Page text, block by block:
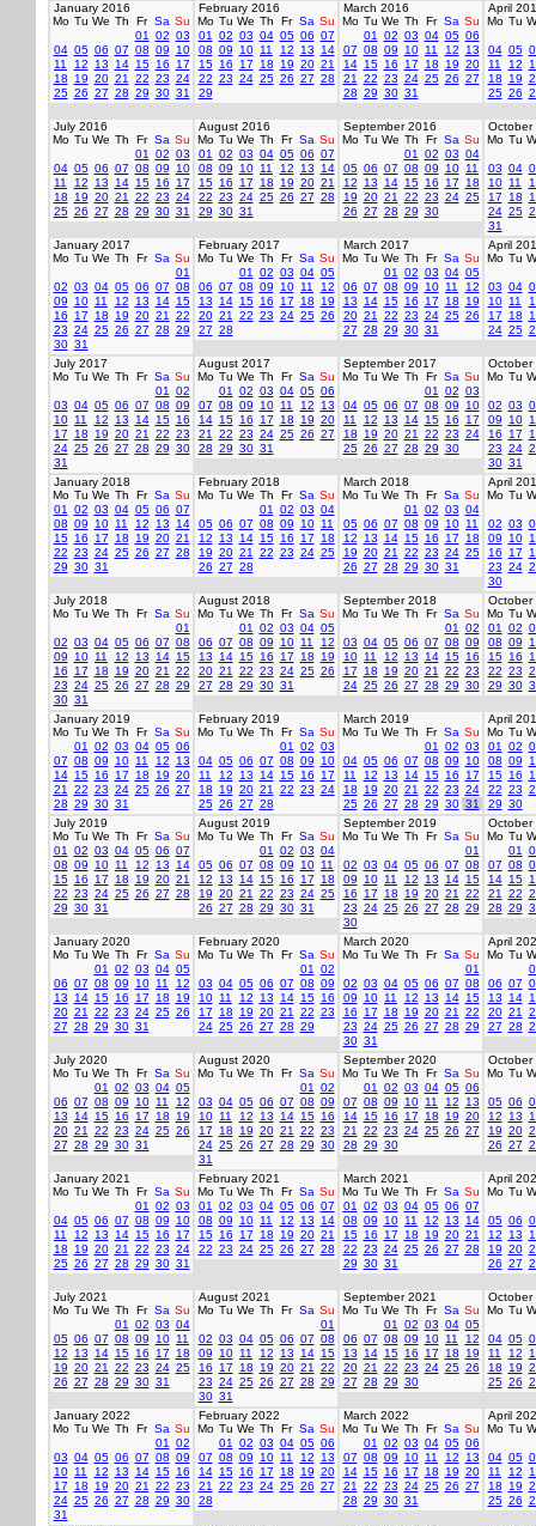
January 2016
Mo Tu We Th Fr Sa Su
01
02 03
04 05 06 07 08 09
10
11
12 13 14 15 16
17
18
19 20 21 22 23 24
25 26 27 28 29 30 31
February 2016
Mo Tu We Th Fr Sa Su
01
02 03 04 05 06 07
08 09 10 11 12 13
14
15 16 17 18 19 20 21
22 23 24 25 26 27 28
29
March 2016
Mo Tu We Th Fr Sa Su
01
02 03 04 05 06
07 08 09 10 11 12
13
14 15 16 17 18 19 20
21
22 23 24 25 26 27
28 29 30 31
April
Mo Tu
04 05
11
12
18
19
25 26
July 2016
Mo Tu We Th Fr Sa Su
01
02 03
04 05 06 07 08 09
10
11
12 13 14 15 16
17
18
19 20 21 22 23 24
25 26 27 28 29 30 31
August 2016
Mo Tu We Th Fr Sa Su
01
02 03 04 05 06 07
08 09 10 11 12 13
14
15 16 17 18 19 20 21
22 23 24 25 26 27 28
29 30 31
September 2016
Mo Tu We Th Fr Sa Su
01
02 03 04
05 06 07 08 09 10 11
12
13 14 15 16 17
18
19 20 21 22 23 24 25
26 27 28 29 30
October
Mo Tu
03 04
10 11
17
18
24 25
31
January 2017
Mo Tu We Th Fr Sa Su
01
02 03 04 05 06 07 08
09
10 11 12 13 14 15
16
17 18 19 20 21
22
23 24 25 26 27 28 29
30 31
February 2017
Mo Tu We Th Fr Sa Su
01
02 03 04 05
06 07 08 09 10 11
12
13
14 15 16 17 18
19
20 21 22 23 24 25 26
27 28
March 2017
Mo Tu We Th Fr Sa Su
01
02 03 04 05
06 07 08 09 10 11
12
13
14 15 16 17 18
19
20 21 22 23 24 25 26
27 28 29 30 31
April
Mo Tu
03 04
10 11
17
18
24 25
July 2017
Mo Tu We Th Fr Sa Su
01
02
03 04 05 06 07 08 09
10 11 12 13 14 15 16
17
18 19 20 21 22 23
24 25 26 27 28 29 30
31
August 2017
Mo Tu We Th Fr Sa Su
01
02 03 04 05 06
07 08 09 10 11 12
13
14 15 16 17 18 19 20
21
22 23 24 25 26 27
28 29 30 31
September 2017
Mo Tu We Th Fr Sa Su
01
02 03
04 05 06 07 08 09
10
11
12 13 14 15 16
17
18
19 20 21 22 23 24
25 26 27 28 29 30
October
Mo Tu
02 03
09
10
16
17
23 24
30 31
January 2018
Mo Tu We Th Fr Sa Su
01
02 03 04 05 06 07
08 09 10 11 12 13
14
15 16 17 18 19 20 21
22 23 24 25 26 27 28
29 30 31
February 2018
Mo Tu We Th Fr Sa Su
01
02 03 04
05 06 07 08 09 10 11
12
13 14 15 16 17
18
19 20 21 22 23 24 25
26 27 28
March 2018
Mo Tu We Th Fr Sa Su
01
02 03 04
05 06 07 08 09 10 11
12
13 14 15 16 17
18
19 20 21 22 23 24 25
26 27 28 29 30 31
April
Mo Tu
02 03
09
10
16
17
23 24
30
July 2018
Mo Tu We Th Fr Sa Su
01
02 03 04 05 06 07 08
09
10 11 12 13 14 15
16
17 18 19 20 21
22
23 24 25 26 27 28 29
30 31
August 2018
Mo Tu We Th Fr Sa Su
01
02 03 04 05
06 07 08 09 10 11
12
13
14 15 16 17 18
19
20 21 22 23 24 25 26
27 28 29 30 31
September 2018
Mo Tu We Th Fr Sa Su
01
02
03 04 05 06 07 08 09
10 11 12 13 14 15 16
17
18 19 20 21 22 23
24 25 26 27 28 29 30
October
Mo Tu
01
02
08 09
15 16
22 23
29 30
January 2019
Mo Tu We Th Fr Sa Su
01
02 03 04 05 06
07 08 09 10 11 12
13
14 15 16 17 18 19 20
21
22 23 24 25 26 27
28 29 30 31
February 2019
Mo Tu We Th Fr Sa Su
01
02 03
04 05 06 07 08 09
10
11
12 13 14 15 16
17
18
19 20 21 22 23 24
25 26 27 28
March 2019
Mo Tu We Th Fr Sa Su
01
02 03
04 05 06 07 08 09
10
11
12 13 14 15 16
17
18
19 20 21 22 23 24
25 26 27 28 29 30 31
April
Mo Tu
01
02
08 09
15 16
22 23
29 30
July 2019
Mo Tu We Th Fr Sa Su
01
02 03 04 05 06 07
08 09 10 11 12 13
14
15 16 17 18 19 20 21
22 23 24 25 26 27 28
29 30 31
August 2019
Mo Tu We Th Fr Sa Su
01
02 03 04
05 06 07 08 09 10 11
12
13 14 15 16 17
18
19 20 21 22 23 24 25
26 27 28 29 30 31
September 2019
Mo Tu We Th Fr Sa Su
01
02 03 04 05 06 07 08
09
10 11 12 13 14 15
16
17 18 19 20 21
22
23 24 25 26 27 28 29
30
October
Mo Tu
01
07 08
14 15
21
22
28 29
January 2020
Mo Tu We Th Fr Sa Su
01
02 03 04 05
06 07 08 09 10 11
12
13
14 15 16 17 18
19
20 21 22 23 24 25 26
27 28 29 30 31
February 2020
Mo Tu We Th Fr Sa Su
01
02
03 04 05 06 07 08 09
10 11 12 13 14 15 16
17
18 19 20 21 22 23
24 25 26 27 28 29
March 2020
Mo Tu We Th Fr Sa Su
01
02 03 04 05 06 07 08
09
10 11 12 13 14 15
16
17 18 19 20 21
22
23 24 25 26 27 28 29
30 31
April
Mo Tu
06 07
13
14
20 21
27 28
July 2020
Mo Tu We Th Fr Sa Su
01
02 03 04 05
06 07 08 09 10 11
12
13
14 15 16 17 18
19
20 21 22 23 24 25 26
27 28 29 30 31
August 2020
Mo Tu We Th Fr Sa Su
01
02
03 04 05 06 07 08 09
10 11 12 13 14 15 16
17
18 19 20 21 22 23
24 25 26 27 28 29 30
31
September 2020
Mo Tu We Th Fr Sa Su
01
02 03 04 05 06
07 08 09 10 11 12
13
14 15 16 17 18 19 20
21
22 23 24 25 26 27
28 29 30
October
Mo Tu
05 06
12
13
19 20
26 27
January 2021
Mo Tu We Th Fr Sa Su
01
02 03
04 05 06 07 08 09
10
11
12 13 14 15 16
17
18
19 20 21 22 23 24
25 26 27 28 29 30 31
February 2021
Mo Tu We Th Fr Sa Su
01
02 03 04 05 06 07
08 09 10 11 12 13
14
15 16 17 18 19 20 21
22 23 24 25 26 27 28
March 2021
Mo Tu We Th Fr Sa Su
01
02 03 04 05 06 07
08 09 10 11 12 13
14
15 16 17 18 19 20 21
22 23 24 25 26 27 28
29 30 31
April
Mo Tu
05 06
12
13
19 20
26 27
July 2021
Mo Tu We Th Fr Sa Su
01
02 03 04
05 06 07 08 09 10 11
12
13 14 15 16 17
18
19 20 21 22 23 24 25
26 27 28 29 30 31
August 2021
Mo Tu We Th Fr Sa Su
01
02 03 04 05 06 07 08
09
10 11 12 13 14 15
16
17 18 19 20 21
22
23 24 25 26 27 28 29
30 31
September 2021
Mo Tu We Th Fr Sa Su
01
02 03 04 05
06 07 08 09 10 11
12
13
14 15 16 17 18
19
20 21 22 23 24 25 26
27 28 29 30
October
Mo Tu
04 05
11
12
18
19
25 26
January 2022
Mo Tu We Th Fr Sa Su
01
02
03 04 05 06 07 08 09
10 11 12 13 14 15 16
17
18 19 20 21 22 23
24 25 26 27 28 29 30
31
February 2022
Mo Tu We Th Fr Sa Su
01
02 03 04 05 06
07 08 09 10 11 12
13
14 15 16 17 18 19 20
21
22 23 24 25 26 27
28
March 2022
Mo Tu We Th Fr Sa Su
01
02 03 04 05 06
07 08 09 10 11 12
13
14 15 16 17 18 19 20
21
22 23 24 25 26 27
28 29 30 31
April
Mo Tu
04 05
11
12
18
19
25 26